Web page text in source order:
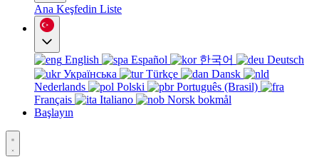
Ana Keşfedin Liste
English Español 한국어
Deutsch
Українська
Türkçe
Dansk
Nederlands
Polski
Português (Brasil)
Français
Italiano
Norsk bokmål
Başlayın